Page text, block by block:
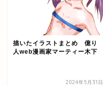
描いたイラストまとめ 億り
人web漫画家マーティー木下
2024年5月31日